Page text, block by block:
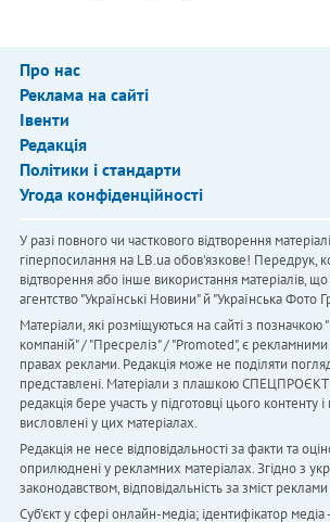
Про нас
Реклама на сайті
Івенти
Редакція
Політики і стандарти
Угода конфіденційності
У разі повного чи часткового відтворення
гіперпосилання на LB.ua обов'язкове! Передрук,
відтворення або інше використання матеріалів,
агентство "Українськi Новини" й "Українська Фото
Матеріали, які розміщуються на сайті з
компаній" / "Пресреліз" / "Promoted", є рекламними
правах реклами. Редакція може не поділяти
представлені. Матеріали з плашкою
редакція бере участь у підготовці цього контенту
висловлені у цих матеріалах.
Редакція не несе відповідальності за факти та
оприлюднені у рекламних матеріалах. Згідно з
законодавством, відповідальність за зміст
Cуб'єкт у сфері онлайн-медіа; ідентифікатор